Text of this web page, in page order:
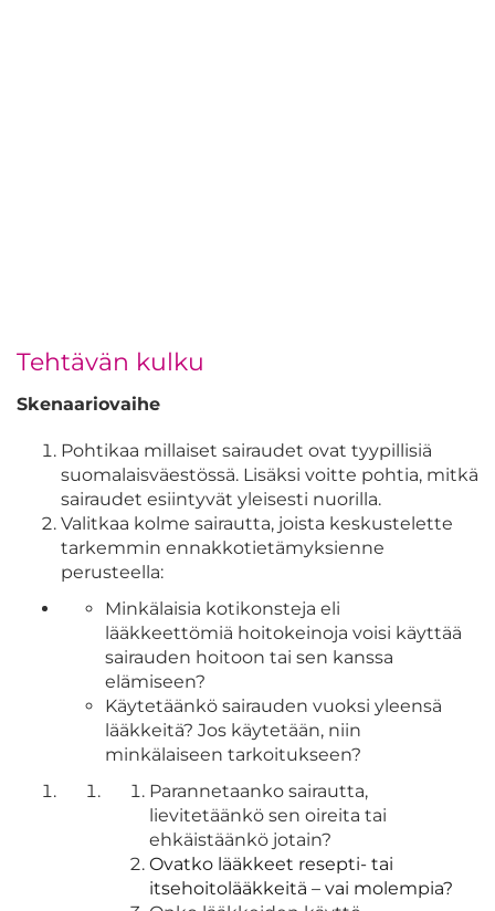
Tehtävän kulku
Skenaariovaihe
Pohtikaa millaiset sairaudet ovat tyypillisiä
suomalaisväestössä. Lisäksi voitte pohtia, mitkä
sairaudet esiintyvät yleisesti nuorilla.
Valitkaa kolme sairautta, joista keskustelette
tarkemmin ennakkotietämyksienne
perusteella:
Minkälaisia kotikonsteja eli
lääkkeettömiä hoitokeinoja voisi käyttää
sairauden hoitoon tai sen kanssa
elämiseen?
Käytetäänkö sairauden vuoksi yleensä
lääkkeitä? Jos käytetään, niin
minkälaiseen tarkoitukseen?
Parannetaanko sairautta,
lievitetäänkö sen oireita tai
ehkäistäänkö jotain?
Ovatko lääkkeet resepti- tai
itsehoitolääkkeitä – vai molempia?